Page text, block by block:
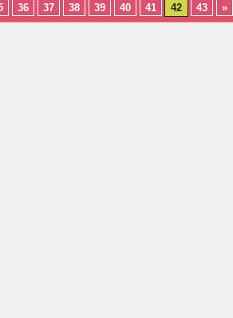
36 37 38 39 40 41 42 43 »